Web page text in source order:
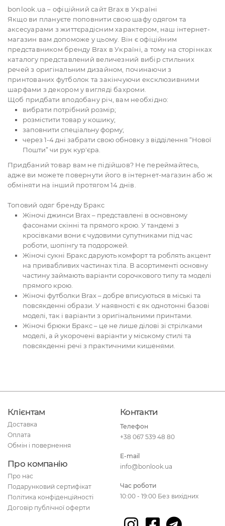
bonlook.ua – офіційний сайт Brax в Україні
Якщо ви плануєте поповнити свою шафу одягом та
аксесуарами з життєрадісним характером, наш інтернет-
магазин вам допоможе у цьому. Він є офіційним
представником бренду Brax в Україні, а тому на сторінках
каталогу представлений величезний вибір стильних
речей з оригінальним дизайном, починаючи з
принтованих футболок та закінчуючи ексклюзивними
шарфами з декором у вигляді бахроми.
Щоб придбати вподобану річ, вам необхідно:
вибрати потрібний розмір;
розмістити товар у кошику;
заповнити спеціальну форму;
через 1-4 дні забрати свою обновку з відділення “Нової
Пошти” чи рук кур'єра.
Придбаний товар вам не підійшов? Не переймайтесь,
адже ви можете повернути його в інтернет-магазин або ж
обміняти на інший протягом 14 днів.
Топовий одяг бренду Бракс
Жіночі джинси Brax – представлені в основному
фасонами скінні та прямого крою. У тандемі з
кросівками вони є чудовими супутниками під час
роботи, шопінгу та подорожей.
Жіночі сукні Бракс дарують комфорт та роблять акцент
на привабливих частинах тіла. В асортименті основну
частину займають варіанти сорочкового типу та моделі
прямого крою.
Жіночі футболки Brax – добре вписуються в міські та
повсякденні образи. У наявності є як однотонні базові
моделі, так і варіанти з оригінальними принтами.
Жіночі брюки Бракс – це не лише ділові зі стрілками
моделі, а й укорочені варіанти у міському стилі та
повсякденні речі з практичними кишенями.
Клієнтам
Доставка
Оплата
Обмін і повернення
Про компанію
Про нас
Подарунковий сертифікат
Політика конфіденційності
Договір публічної оферти
Контакти
Телефон
+38 067 539 48 80
E-mail
info@bonlook.ua
Час роботи
10:00 - 19:00 Без вихідних